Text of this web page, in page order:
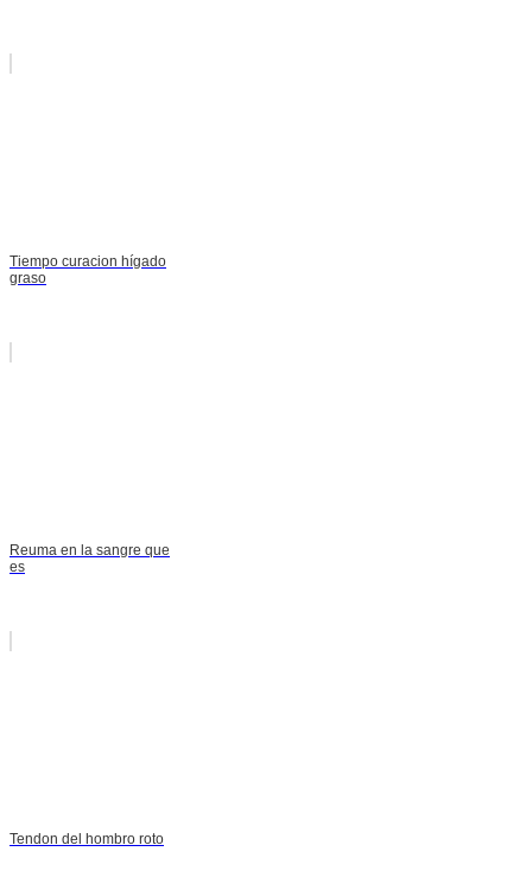
Tiempo curacion hígado
graso
Reuma en la sangre que
es
Tendon del hombro roto